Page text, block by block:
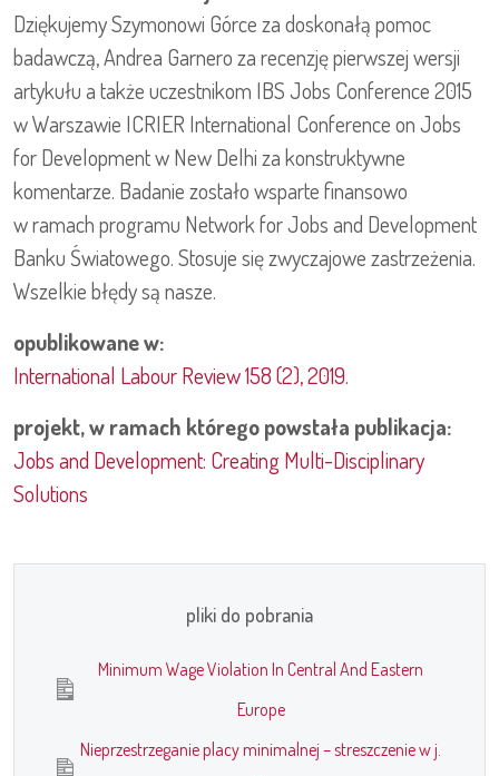
Dziękujemy Szymonowi Górce za doskonałą pomoc
badawczą, Andrea Garnero za recenzję pierwszej wersji
artykułu a także uczestnikom IBS Jobs Conference 2015
w Warszawie ICRIER International Conference on Jobs
for Development w New Delhi za konstruktywne
komentarze. Badanie zostało wsparte finansowo
w ramach programu Network for Jobs and Development
Banku Światowego. Stosuje się zwyczajowe zastrzeżenia.
Wszelkie błędy są nasze.
opublikowane w:
International Labour Review 158 (2), 2019.
projekt, w ramach którego powstała publikacja:
Jobs and Development: Creating Multi-Disciplinary
Solutions
pliki do pobrania
Minimum Wage Violation In Central And Eastern
Europe
Nieprzestrzeganie placy minimalnej – streszczenie w j.